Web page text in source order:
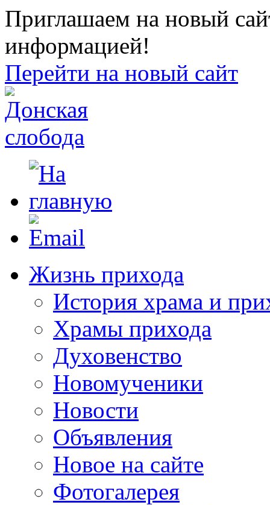
Приглашаем на новый
информацией!
Перейти на новый сайт
Жизнь прихода
История храма и
Храмы прихода
Духовенство
Новомученики
Новости
Объявления
Новое на сайте
Фотогалерея